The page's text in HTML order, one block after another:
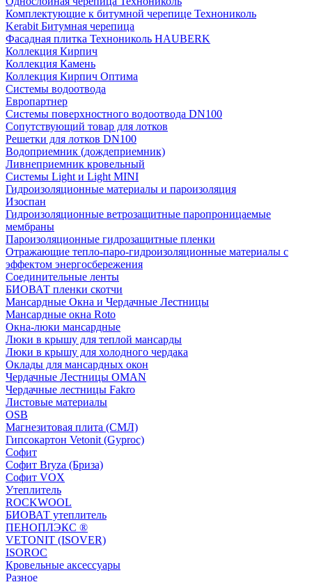
Комплектующие к битумной черепице Технониколь
Kerabit Битумная черепица
Фасадная плитка Технониколь HAUBERK
Кол​лекция Кирпич
Кол​лекция Камень
Коллекция Кирпич Оптима
Системы водоотвода
Европартнер
Системы поверхностного водоотвода DN100
Сопутствующий товар для лотков
Решетки для лотков DN100
Водоприемник (дождеприемник)
Ливнеприемник кровельный
Системы Light и Light MINI
Гидроизоляционные материалы и пароизоляция
Изоспан
Гидроизоляционные ветрозащитные паропроницаемые
мембраны
Пароизоляционные гидрозащитные пленки
Отражающие тепло-паро-гидроизоляционные материалы с
эффектом энергосбережения
Соединительные ленты
БИОВАТ пленки скотчи
Мансардные Окна и Чердачные Лестницы
Мансардные окна Roto
Окна-люки мансардные
Люки в крышу для теплой мансарды
Люки в крышу для холодного чердака
Оклады для мансардных окон
Чердачные Лестницы OMAN
Чердачные лестницы Fakro
Листовые материалы
OSB
Магнезитовая плита (СМЛ)
Гипсокартон Vetonit (Gyproc)
Софит
Софит Bryza (Бриза)
Софит VOX
Утеплитель
ROCKWOOL
БИОВАТ утеплитель
ПЕНОПЛЭКС ®
VETONIT (ISOVER)
ISOROC
Кровельные аксессуары
Разное